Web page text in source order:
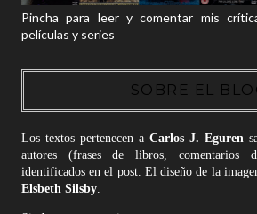
Pincha para leer y comentar mis
películas y series
SOBRE EL
Los textos pertenecen a Carlos J. Eguren
autores (frases de libros, comentarios
identificados en el post. El diseño de la
Elsbeth Silsby.